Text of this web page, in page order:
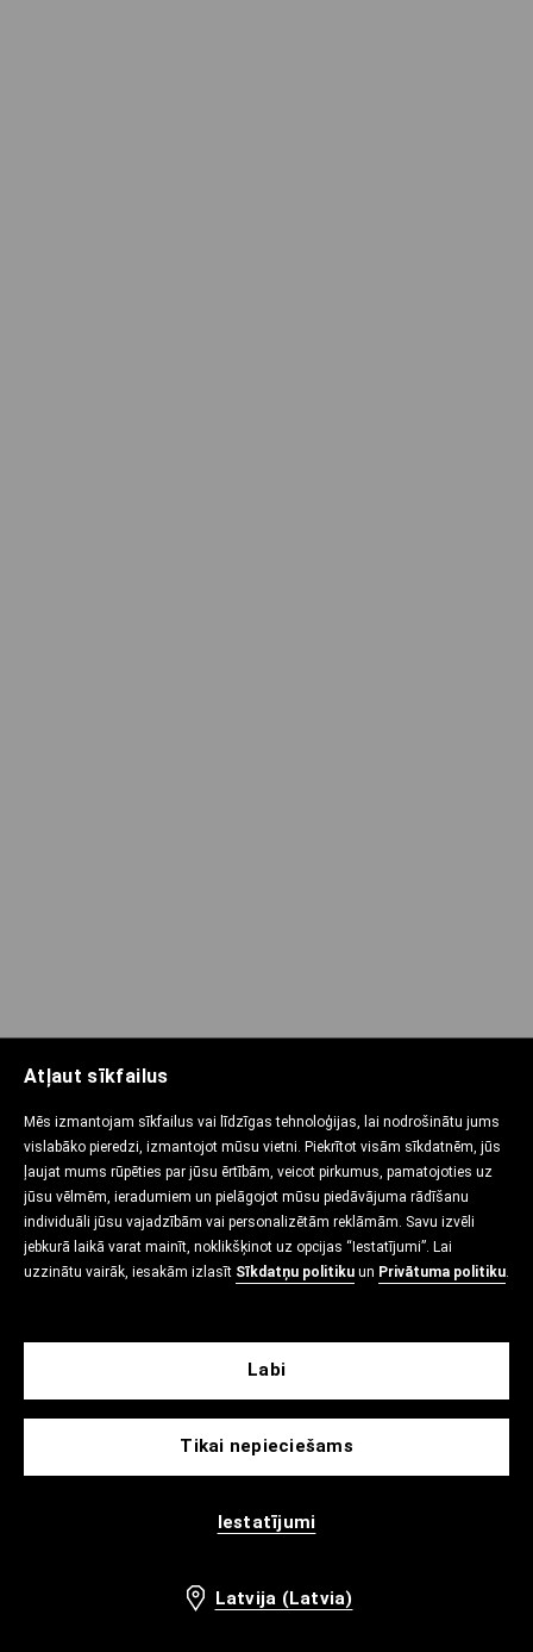
Atļaut sīkfailus
Mēs izmantojam sīkfailus vai līdzīgas tehnoloģijas, lai nodrošinātu jums
vislabāko pieredzi, izmantojot mūsu vietni. Piekrītot visām sīkdatnēm, jūs
ļaujat mums rūpēties par jūsu ērtībām, veicot pirkumus, pamatojoties uz
jūsu vēlmēm, ieradumiem un pielāgojot mūsu piedāvājuma rādīšanu
individuāli jūsu vajadzībām vai personalizētām reklāmām. Savu izvēli
jebkurā laikā varat mainīt, noklikšķinot uz opcijas “Iestatījumi”. Lai
uzzinātu vairāk, iesakām izlasīt Sīkdatņu politiku un Privātuma politiku.
Tikai nepieciešams
Iestatījumi
Labi
Latvija (Latvia)